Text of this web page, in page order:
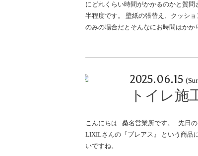
にどれくらい時間がかかるのかと質
半程度です。 壁紙の張替え、クッシ
のみの場合だとそんなにお時間はかか
2025.06.15
トイレ施
こんにちは 桑名営業所です。 先日
LIXILさんの『プレアス』 という商品
いですね。